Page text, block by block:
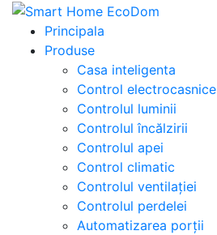
Principala
Produse
Casa inteligenta
Control electrocasnice
Controlul luminii
Controlul încălzirii
Controlul apei
Control climatic
Controlul ventilației
Сontrolul perdelei
Automatizarea porții